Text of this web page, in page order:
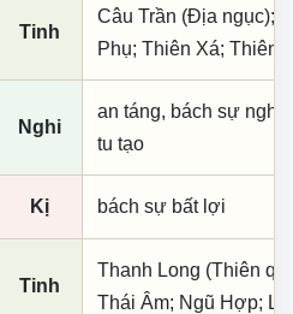
Tinh
Câu Trần (Địa ngục);
Phụ; Thiên Xá; Thiên
Nghi
an táng, bách sự nghi
tu tạo
Kị bách sự bất lợi
Tinh
Thanh Long (Thiên
Thái Âm; Ngũ Hợp;